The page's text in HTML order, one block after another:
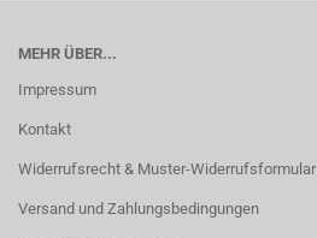
MEHR ÜBER...
Impressum
Kontakt
Widerrufsrecht & Muster-Widerrufsformular
Versand und Zahlungsbedingungen